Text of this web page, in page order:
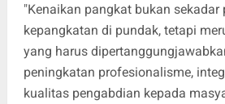
"Kenaikan pangkat bukan sekadar
kepangkatan di pundak, tetapi
yang harus
peningkatan profesionalisme,
kualitas pengabdian kepada